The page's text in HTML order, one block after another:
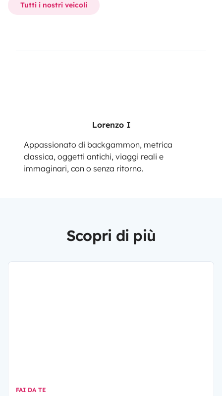
Tutti i nostri veicoli
Lorenzo I
Appassionato di backgammon, metrica
classica, oggetti antichi, viaggi reali e
immaginari, con o senza ritorno.
Scopri di più
FAI DA TE